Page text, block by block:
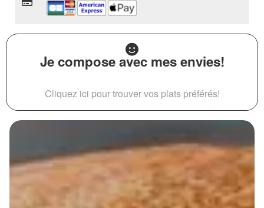
Je compose avec mes envies!
Cliquez ici pour trouver vos plats préférés!